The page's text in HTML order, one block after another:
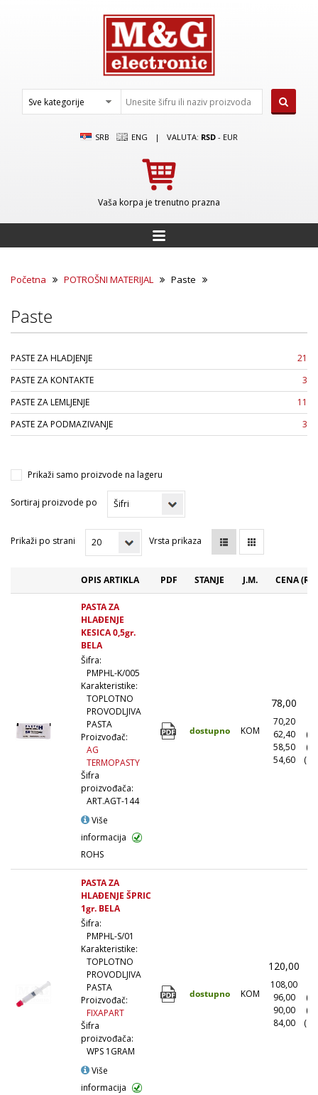
SRB ENG | VALUTA: RSD - EUR
Vaša korpa je trenutno prazna
Početna POTROŠNI MATERIJAL Paste
Paste
PASTE ZA HLADJENJE
21
PASTE ZA KONTAKTE
3
PASTE ZA LEMLJENJE
11
PASTE ZA PODMAZIVANJE
3
Prikaži samo proizvode na lageru
Sortiraj proizvode po
Prikaži po strani Vrsta prikaza
OPIS ARTIKLA PDF STANJE J.M. CENA
PASTA ZA
HLAĐENJE
KESICA 0,5gr.
BELA
Šifra:
PMPHL-K/005
Karakteristike:
TOPLOTNO
PROVODLJIVA
PASTA
Proizvođač:
AG
TERMOPASTY
Šifra
proizvođača:
ART.AGT-144
Više
informacija
ROHS
dostupno KOM
78,00
70,20
62,40
58,50
54,60
PASTA ZA
HLAĐENJE ŠPRIC
1gr. BELA
Šifra:
PMPHL-S/01
Karakteristike:
TOPLOTNO
PROVODLJIVA
PASTA
Proizvođač:
FIXAPART
Šifra
proizvođača:
WPS 1GRAM
Više
informacija
dostupno KOM
120,00
108,00
96,00
90,00
84,00